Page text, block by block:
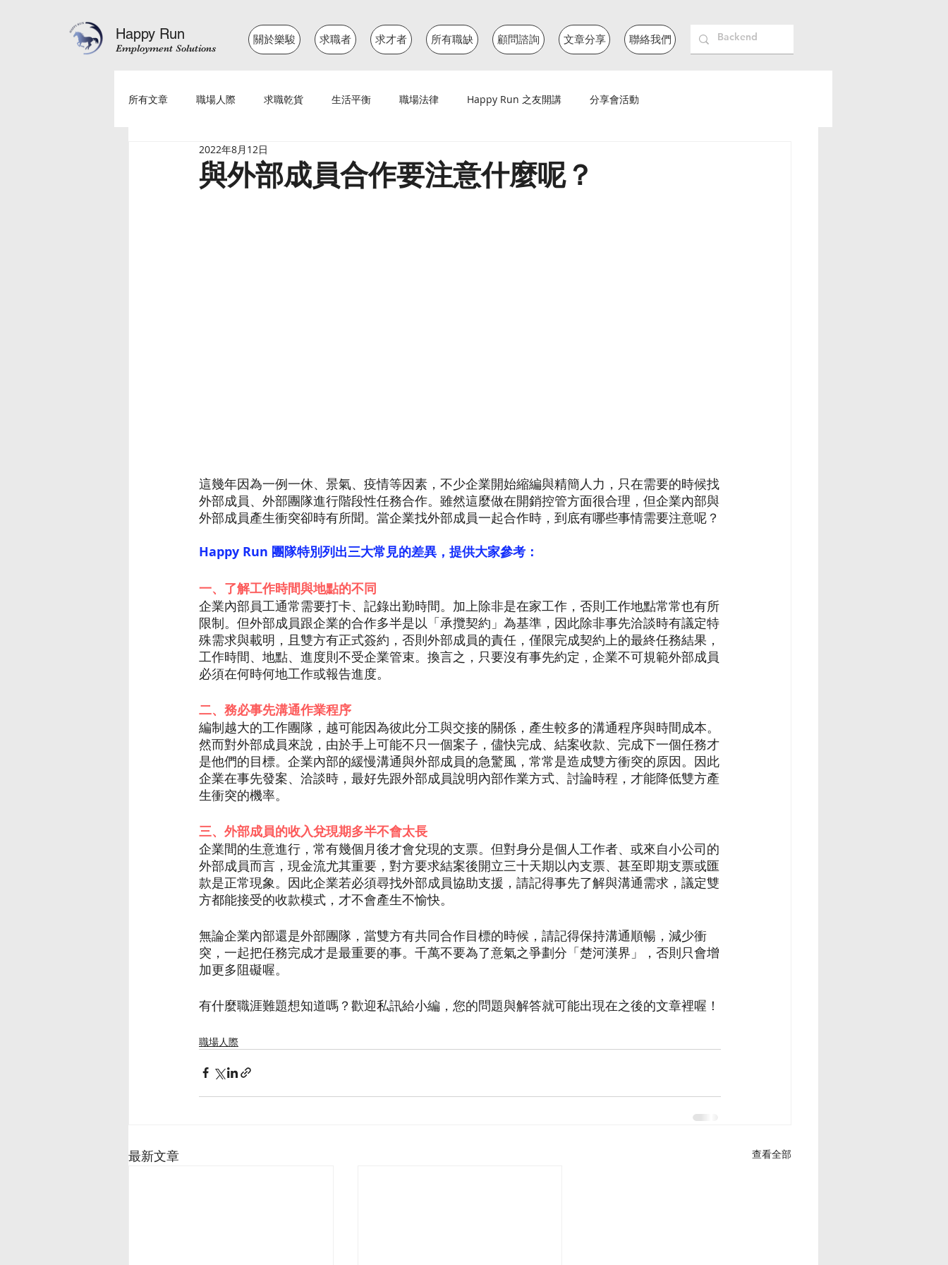
Happy Run
Employment Solutions
關於樂駿 求職者 求才者 所有職缺 顧問諮詢 文章分享 聯絡我們
所有文章 職場人際 求職乾貨 生活平衡 職場法律 Happy Run 之友開講 分享會活動
與外部成員合作要注意什麼呢？
2022年8月12日
這幾年因為一例一休、景氣、疫情等因素，不少企業開始縮編與精簡人力，只在需要的時候找
外部成員、外部團隊進行階段性任務合作。雖然這麼做在開銷控管方面很合理，但企業內部與
外部成員產生衝突卻時有所聞。當企業找外部成員一起合作時，到底有哪些事情需要注意呢？
Happy Run 團隊特別列出三大常見的差異，提供大家參考：
一、了解工作時間與地點的不同
企業內部員工通常需要打卡、記錄出勤時間。加上除非是在家工作，否則工作地點常常也有所
限制。但外部成員跟企業的合作多半是以「承攬契約」為基準，因此除非事先洽談時有議定特
殊需求與載明，且雙方有正式簽約，否則外部成員的責任，僅限完成契約上的最終任務結果，
工作時間、地點、進度則不受企業管束。換言之，只要沒有事先約定，企業不可規範外部成員
必須在何時何地工作或報告進度。
二、務必事先溝通作業程序
編制越大的工作團隊，越可能因為彼此分工與交接的關係，產生較多的溝通程序與時間成本。
然而對外部成員來說，由於手上可能不只一個案子，儘快完成、結案收款、完成下一個任務才
是他們的目標。企業內部的緩慢溝通與外部成員的急驚風，常常是造成雙方衝突的原因。因此
企業在事先發案、洽談時，最好先跟外部成員說明內部作業方式、討論時程，才能降低雙方產
生衝突的機率。
三、外部成員的收入兌現期多半不會太長
企業間的生意進行，常有幾個月後才會兌現的支票。但對身分是個人工作者、或來自小公司的
外部成員而言，現金流尤其重要，對方要求結案後開立三十天期以內支票、甚至即期支票或匯
款是正常現象。因此企業若必須尋找外部成員協助支援，請記得事先了解與溝通需求，議定雙
方都能接受的收款模式，才不會產生不愉快。
無論企業內部還是外部團隊，當雙方有共同合作目標的時候，請記得保持溝通順暢，減少衝
突，一起把任務完成才是最重要的事。千萬不要為了意氣之爭劃分「楚河漢界」，否則只會增
加更多阻礙喔。
有什麼職涯難題想知道嗎？歡迎私訊給小編，您的問題與解答就可能出現在之後的文章裡喔！
職場人際
最新文章 查看全部